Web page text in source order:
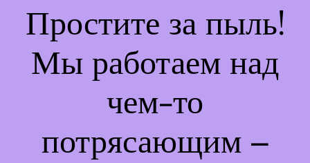
Простите за пыль!
Мы работаем над
чем-то
потрясающим –